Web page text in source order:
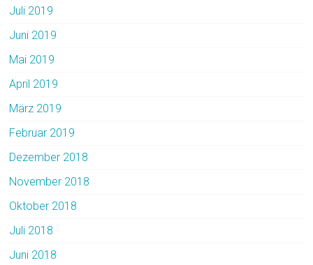
Juli 2019
Juni 2019
Mai 2019
April 2019
März 2019
Februar 2019
Dezember 2018
November 2018
Oktober 2018
Juli 2018
Juni 2018